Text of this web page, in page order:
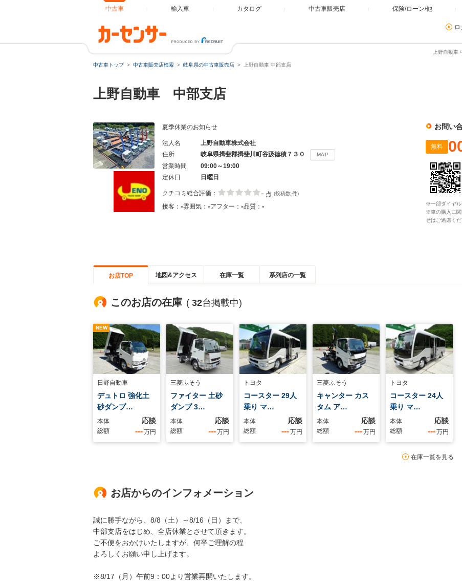
中古車 輸入車 カタログ 中古車販売店 保険/ローン/他
上野自動車
中古車トップ 中古車販売店検索 岐阜県の中古車販売店 上野自動車 中部支店
上野自動車 中部支店
夏季休業のお知らせ
法人名
上野自動車株式会社
住所
岐阜県揖斐郡揖斐川町谷汲徳積７３０ MAP
営業時間
09:00～19:00
定休日
日曜日
クチコミ総合評価： - 点 (投稿数-件)
接客： -雰囲気： -アフター： -品質： -
お問い
無料
※一部ダイヤル
※車の購入に関
せはご遠慮くだ
お店TOP 地図&アクセス 在庫一覧 系列店の一覧
このお店の在庫 ( 32台掲載中)
NEW
日野自動車
デュトロ 強化土
砂ダンプ…
本体 応談
総額 ---万円
三菱ふそう
ファイター 土砂
ダンプ 3…
本体 応談
総額 ---万円
トヨタ
コースター 29人
乗り マ…
本体 応談
総額 ---万円
三菱ふそう
キャンター カス
タム ア…
本体 応談
総額 ---万円
トヨタ
コースター 24人
乗り マ…
本体 応談
総額 ---万円
在庫一覧を見る
お店からのインフォメーション
誠に勝手ながら、8/8（土）～8/16（日）まで、
中部支店をはじめ、全店休業とさせて頂きます。
ご不便をおかけいたしますが、何卒ご理解の程
よろしくお願い申し上げます。
※8/17（月）午前9：00より営業再開いたします。